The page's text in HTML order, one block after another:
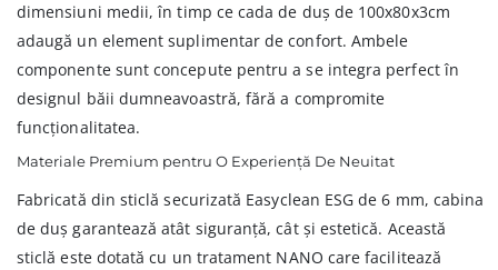
dimensiuni medii, în timp ce cada de duș de 100x80x3cm
adaugă un element suplimentar de confort. Ambele
componente sunt concepute pentru a se integra perfect în
designul băii dumneavoastră, fără a compromite
funcționalitatea.
Materiale Premium pentru O Experiență De Neuitat
Fabricată din sticlă securizată Easyclean ESG de 6 mm, cabina
de duș garantează atât siguranță, cât și estetică. Această
sticlă este dotată cu un tratament NANO care facilitează